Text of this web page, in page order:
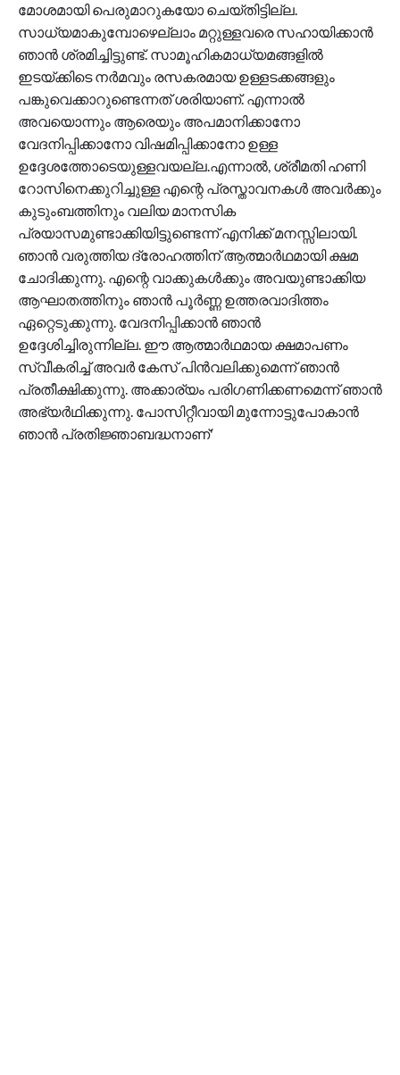
മോശമായി പെരുമാറുകയോ ചെയ്‍തിട്ടില്ല.
സാധ്യമാകുമ്പോഴെല്ലാം മറ്റുള്ളവരെ സഹായിക്കാൻ
ഞാൻ ശ്രമിച്ചിട്ടുണ്ട്. സാമൂഹികമാധ്യമങ്ങളിൽ
ഇടയ്ക്കിടെ നർമവും രസകരമായ ഉള്ളടക്കങ്ങളും
പങ്കുവെക്കാറുണ്ടെന്നത് ശരിയാണ്. എന്നാൽ
അവയൊന്നും ആരെയും അപമാനിക്കാനോ
വേദനിപ്പിക്കാനോ വിഷമിപ്പിക്കാനോ ഉള്ള
ഉദ്ദേശത്തോടെയുള്ളവയല്ല.എന്നാൽ, ശ്രീമതി ഹണി
റോസിനെക്കുറിച്ചുള്ള എന്റെ പ്രസ്താവനകൾ അവർക്കും
കുടുംബത്തിനും വലിയ മാനസിക
പ്രയാസമുണ്ടാക്കിയിട്ടുണ്ടെന്ന് എനിക്ക് മനസ്സിലായി.
ഞാൻ വരുത്തിയ ദ്രോഹത്തിന് ആത്മാർഥമായി ക്ഷമ
ചോദിക്കുന്നു. എന്റെ വാക്കുകൾക്കും അവയുണ്ടാക്കിയ
ആഘാതത്തിനും ഞാൻ പൂർണ്ണ ഉത്തരവാദിത്തം
ഏറ്റെടുക്കുന്നു. വേദനിപ്പിക്കാൻ ഞാൻ
ഉദ്ദേശിച്ചിരുന്നില്ല. ഈ ആത്മാർഥമായ ക്ഷമാപണം
സ്വീകരിച്ച് അവർ കേസ് പിൻവലിക്കുമെന്ന് ഞാൻ
പ്രതീക്ഷിക്കുന്നു. അക്കാര്യം പരിഗണിക്കണമെന്ന് ഞാൻ
അഭ്യർഥിക്കുന്നു. പോസിറ്റീവായി മുന്നോട്ടുപോകാൻ
ഞാൻ പ്രതിജ്ഞാബദ്ധനാണ്'